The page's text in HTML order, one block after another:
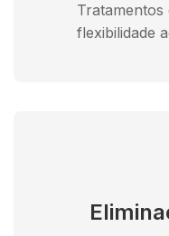
Tratamentos
flexibilidade